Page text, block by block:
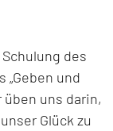
des
und
üben uns darin,
Glück zu